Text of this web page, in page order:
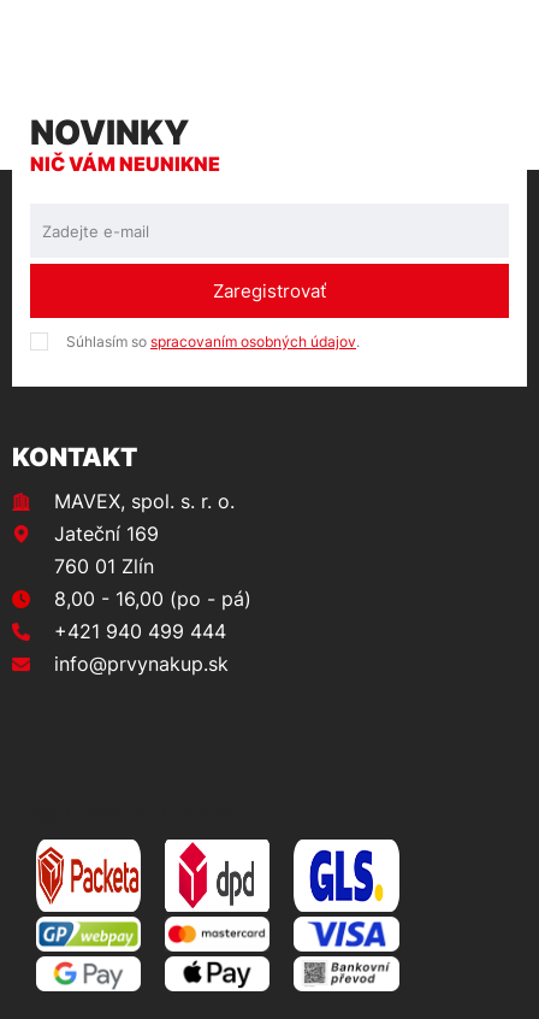
NOVINKY
NIČ VÁM NEUNIKNE
Zaregistrovať
Súhlasím so spracovaním osobných údajov.
KONTAKT
MAVEX, spol. s. r. o.
Jateční 169
760 01 Zlín
8,00 - 16,00 (po - pá)
+421 940 499 444
info@prvynakup.sk